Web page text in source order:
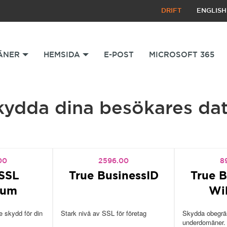
DRIFT ENGLISH
HEMSIDA E-POST MICROSOFT 365
dina besökares
skydd för din
2596.00
True BusinessID
Stark nivå av SSL för företag
True
Skydda
underdomäner.